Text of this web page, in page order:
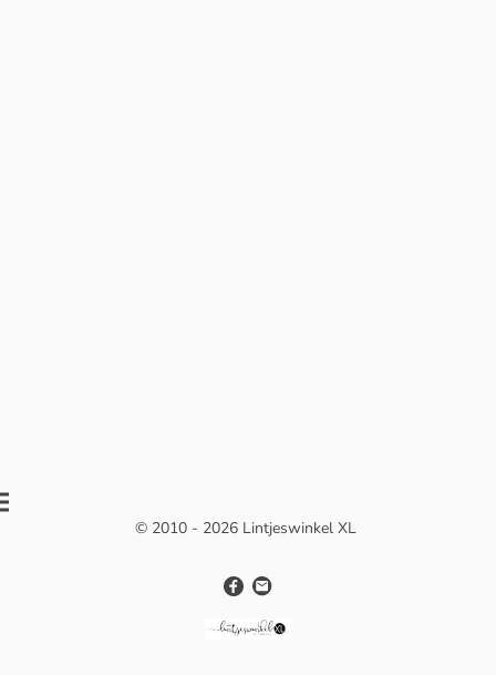
© 2010 - 2026 Lintjeswinkel XL